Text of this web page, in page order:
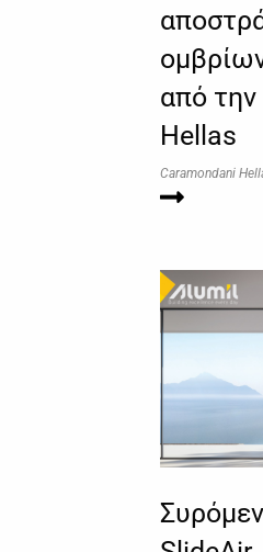
από
Hellas
Caramondani